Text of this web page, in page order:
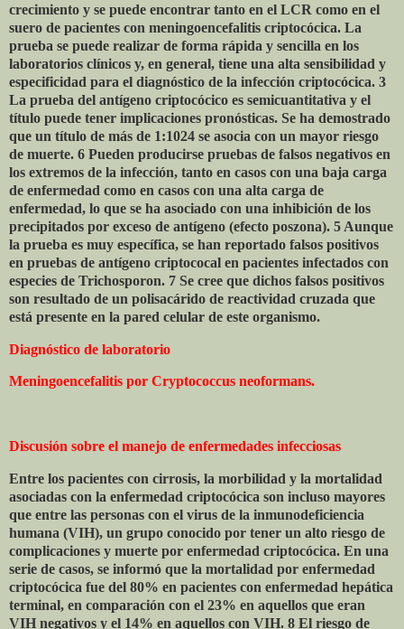
crecimiento y se puede encontrar tanto en el LCR como en el
suero de pacientes con meningoencefalitis criptocócica. La
prueba se puede realizar de forma rápida y sencilla en los
laboratorios clínicos y, en general, tiene una alta sensibilidad y
especificidad para el diagnóstico de la infección criptocócica. 3
La prueba del antígeno criptocócico es semicuantitativa y el
título puede tener implicaciones pronósticas. Se ha demostrado
que un título de más de 1:1024 se asocia con un mayor riesgo
de muerte. 6 Pueden producirse pruebas de falsos negativos en
los extremos de la infección, tanto en casos con una baja carga
de enfermedad como en casos con una alta carga de
enfermedad, lo que se ha asociado con una inhibición de los
precipitados por exceso de antígeno (efecto poszona). 5 Aunque
la prueba es muy específica, se han reportado falsos positivos
en pruebas de antígeno criptococal en pacientes infectados con
especies de Trichosporon. 7 Se cree que dichos falsos positivos
son resultado de un polisacárido de reactividad cruzada que
está presente en la pared celular de este organismo.
Diagnóstico de laboratorio
Meningoencefalitis por Cryptococcus neoformans.
Discusión sobre el manejo de enfermedades infecciosas
Entre los pacientes con cirrosis, la morbilidad y la mortalidad
asociadas con la enfermedad criptocócica son incluso mayores
que entre las personas con el virus de la inmunodeficiencia
humana (VIH), un grupo conocido por tener un alto riesgo de
complicaciones y muerte por enfermedad criptocócica. En una
serie de casos, se informó que la mortalidad por enfermedad
criptocócica fue del 80% en pacientes con enfermedad hepática
terminal, en comparación con el 23% en aquellos que eran
VIH negativos y el 14% en aquellos con VIH. 8 El riesgo de